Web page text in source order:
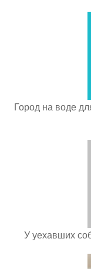
Город на воде
У уехавших